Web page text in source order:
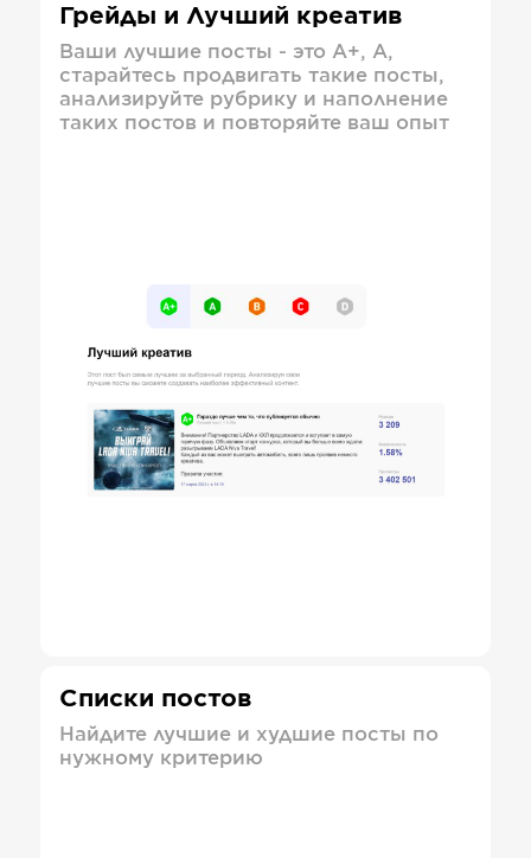
Грейды и Лучший креатив
Ваши лучшие посты - это А+, А,
старайтесь продвигать такие посты,
анализируйте рубрику и наполнение
таких постов и повторяйте ваш опыт
Списки постов
Найдите лучшие и худшие посты по
нужному критерию